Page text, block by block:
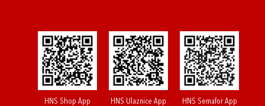
HNS Shop App HNS Ulaznice App HNS Semafor App